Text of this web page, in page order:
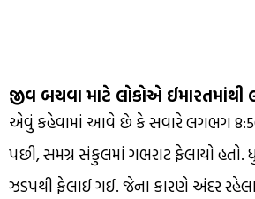
જીવ બચવા માટે લોકોએ ઈમારતમાંથી
એવું કહેવામાં આવે છે કે સવારે લગભગ
પછી, સમગ્ર સંકુલમાં ગભરાટ ફેલાયો
ઝડપથી ફેલાઈ ગઈ. જેના કારણે અંદર